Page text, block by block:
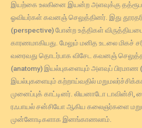
இயற்கை உலகினை இயன்ற அளவுக்கு
ஓவியர்கள் கவனஞ் செலுத்தினர். இது
(perspective) போன்ற உத்திகள்
காரணமாகியது. மேலும் மனித உடலை மிகச்
வரைவது தொடர்பாக விசேட கவனஞ்
(anatomy) இயல்புகளையும் அளவுப் பிரமாண
இயல்புகளையும் கற்றாய்வதில்
முனைப்புக் காட்டினர். லியனாடோ
ரஃபாயல் சன்சியோ ஆகிய கலைஞர்களை
முன்னோடிகளாக இனங்காணலாம்.